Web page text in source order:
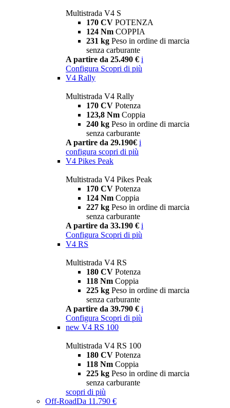
Multistrada V4 S
170 CV POTENZA
124 Nm COPPIA
231 kg Peso in ordine di marcia
senza carburante
A partire da 25.490 € i
Configura Scopri di più
V4 Rally
Multistrada V4 Rally
170 CV Potenza
123,8 Nm Coppia
240 kg Peso in ordine di marcia
senza carburante
A partire da 29.190€ i
configura scopri di più
V4 Pikes Peak
Multistrada V4 Pikes Peak
170 CV Potenza
124 Nm Coppia
227 kg Peso in ordine di marcia
senza carburante
A partire da 33.190 € i
Configura Scopri di più
V4 RS
Multistrada V4 RS
180 CV Potenza
118 Nm Coppia
225 kg Peso in ordine di marcia
senza carburante
A partire da 39.790 € i
Configura Scopri di più
new V4 RS 100
Multistrada V4 RS 100
180 CV Potenza
118 Nm Coppia
225 kg Peso in ordine di marcia
senza carburante
scopri di più
Off-RoadDa 11.790 €